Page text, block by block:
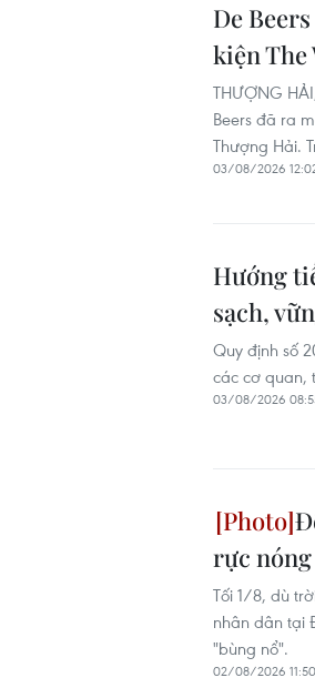
De
kiện The
THƯỢNG
Beers đã ra
Thượng Hải.
03/08/2026
Hướng
sạch,
Quy định số
các cơ quan,
03/08/2026
rực
Tối 1/8, dù
nhân dân tại
"bùng nổ".
02/08/2026 11:50